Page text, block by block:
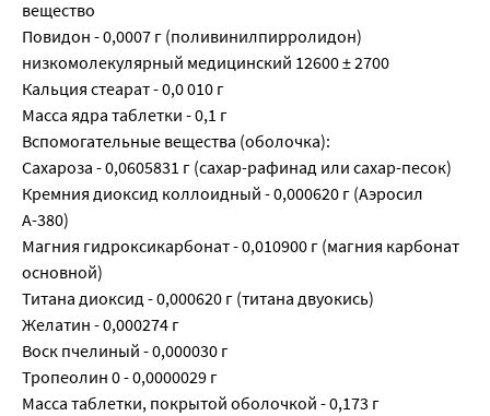
вещество
Повидон - 0,0007 г (поливинилпирролидон)
низкомолекуляр­ный медицинский 12600 ± 2700
Кальция стеарат - 0,0 010 г
Масса ядра таблетки - 0,1 г
Вспомогательные вещества (оболочка):
Сахароза - 0,0605831 г (сахар-рафинад или сахар-песок)
Кремния диоксид коллоидный - 0,000620 г (Аэросил
А-380)
Магния гидроксикарбонат - 0,010900 г (магния карбонат
основной)
Титана диоксид - 0,000620 г (титана двуокись)
Желатин - 0,000274 г
Воск пчелиный - 0,000030 г
Тропеолин 0 - 0,0000029 г
Масса таблетки, покрытой оболочкой - 0,173 г